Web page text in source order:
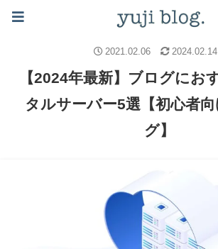
レンタルサーバー ブロ
【2024年最新】ブログにお
タルサーバー5選【初心者
グ】
2021.02.06 2024.02.14